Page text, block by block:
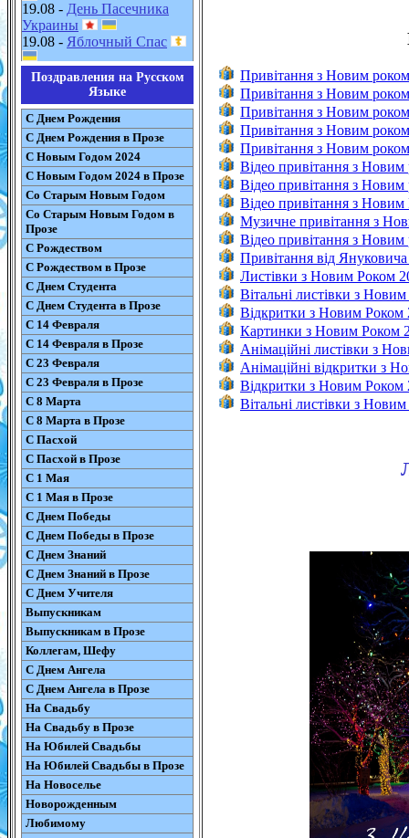
19.08 - День Пасечника
Украины
19.08 - Яблочный Спас
Поздравления на Русском
Языке
С Днем Рождения
С Днем Рождения в Прозе
С Новым Годом 2024
С Новым Годом 2024 в Прозе
Со Старым Новым Годом
Со Старым Новым Годом в
Прозе
С Рождеством
С Рождеством в Прозе
С Днем Студента
С Днем Студента в Прозе
С 14 Февраля
С 14 Февраля в Прозе
С 23 Февраля
С 23 Февраля в Прозе
С 8 Марта
С 8 Марта в Прозе
С Пасхой
С Пасхой в Прозе
С 1 Мая
С 1 Мая в Прозе
С Днем Победы
С Днем Победы в Прозе
С Днем Знаний
С Днем Знаний в Прозе
С Днем Учителя
Выпускникам
Выпускникам в Прозе
Коллегам, Шефу
С Днем Ангела
С Днем Ангела в Прозе
На Свадьбу
На Свадьбу в Прозе
На Юбилей Свадьбы
На Юбилей Свадьбы в Прозе
На Новоселье
Новорожденным
Любимому
Привітання з Новим
Привітання з Новим
Привітання з Новим
Привітання з Новим
Привітання з Новим
Відео привітання з
Відео привітання з
Відео привітання з Новим
Музичне привітання з
Відео привітання з
Привітання від
Листівки з Новим Роком
Вітальні листівки з
Відкритки з Новим Роком
Картинки з Новим Роком
Анімаційні листівки з
Анімаційні відкритки з
Відкритки з Новим Роком
Вітальні листівки з